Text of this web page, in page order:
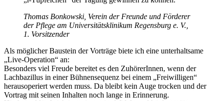
Thomas Bonkowski, Verein der Freunde und Förderer
der Pflege am Universitätsklinikum Regensburg e. V.,
1. Vorsitzender
Als möglicher Baustein der Vorträge biete ich eine unterhaltsame
„Live-Operation“ an:
Besonders viel Freude bereitet es den ZuhörerInnen, wenn der
Lachbazillus in einer Bühnensequenz bei einem „Freiwilligen“
herausoperiert werden muss. Da bleibt kein Auge trocken und der
Vortrag mit seinen Inhalten noch lange in Erinnerung.